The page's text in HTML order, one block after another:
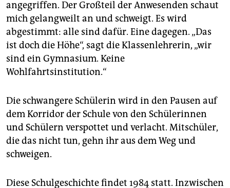
angegriffen. Der Großteil der Anwesenden schaut
mich gelangweilt an und schweigt. Es wird
abgestimmt: alle sind dafür. Eine dagegen. „Das
ist doch die Höhe“, sagt die Klassenlehrerin, „wir
sind ein Gymnasium. Keine
Wohlfahrtsinstitution.“
Die schwangere Schülerin wird in den Pausen auf
dem Korridor der Schule von den Schülerinnen
und Schülern verspottet und verlacht. Mitschüler,
die das nicht tun, gehn ihr aus dem Weg und
schweigen.
Diese Schulgeschichte findet 1984 statt. Inzwischen